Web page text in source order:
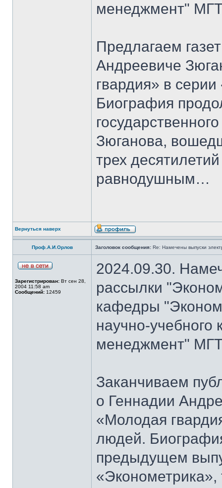
менеджмент"
Предлагаем
Андреевиче
гвардия» в
Биография
Зюганова,
трех
равнодушным…
Вернуться наверх
Проф.А.И.Орлов Заголовок сообщения: Re: Намечены выпуски
Зарегистрирован: Вт сен 28,
2004 11:58 am
Сообщений: 12459
2024.09.30.
рассылки
кафедры
научно-
менеджмент"
Заканчиваем
о Геннадии
«Молодая
людей.
предыдущем
«Эконометрика»,